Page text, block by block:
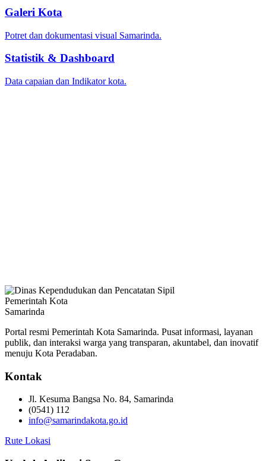
Galeri Kota
Potret dan dokumentasi visual Samarinda.
Statistik & Dashboard
Data capaian dan Indikator kota.
Pemerintah Kota
Samarinda
Portal resmi Pemerintah Kota Samarinda. Pusat informasi, layanan
publik, dan interaksi warga yang transparan, akuntabel, dan inovatif
menuju Kota Peradaban.
Kontak
Jl. Kesuma Bangsa No. 84, Samarinda
(0541) 112
info@samarindakota.go.id
Rute Lokasi